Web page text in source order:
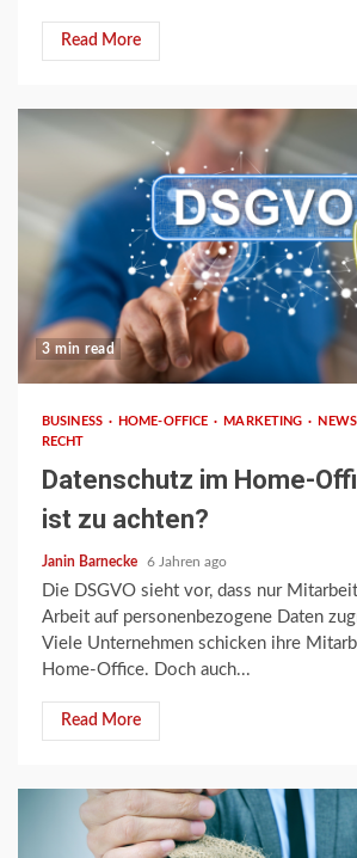
Read More
3 min read
BUSINESS HOME-OFFICE MARKETING NEWS
RECHT
Datenschutz im Home-
ist zu achten?
Janin Barnecke 6 Jahren ago
Die DSGVO sieht vor, dass nur
Arbeit auf personenbezogene Daten
Viele Unternehmen schicken ihre
Home-Office. Doch auch...
Read More